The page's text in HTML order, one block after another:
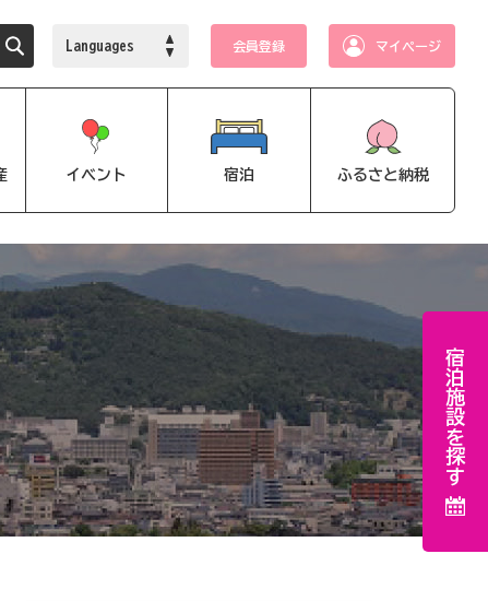
Languages 会員登録 マイページ
イベント 宿泊 ふるさと納税
宿泊施設を探す